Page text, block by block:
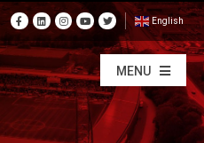
English
MENU